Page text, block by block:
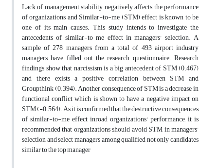
Lack of management stability negatively affects the performance
of organizations and Similar-to-me (STM) effect is known to be
one of its main causes. This study intends to investigate the
antecedents of similar-to me effect in managers' selection. A
sample of 278 managers from a total of 493 airport industry
managers have filled out the research questionnaire. Research
findings show that narcissism is a big antecedent of STM (0.467)
and there exists a positive correlation between STM and
Groupthink (0.394). Another consequence of STM is a decrease in
functional conflict which is shown to have a negative impact on
STM (-0.564). As it is confirmed that the destructive consequences
of similar-to-me effect inroad organizations' performance, it is
recommended that organizations should avoid STM in managers'
selection and select managers among qualified not only candidates
similar to the top manager